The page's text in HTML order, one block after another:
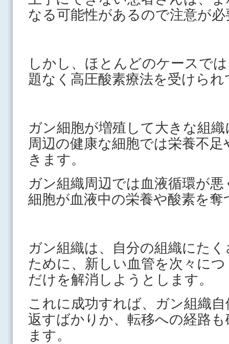
なる可能性があるので注意が
しかし、ほとんどのケースで
題なく高圧酸素療法を受けら
ガン細胞が増殖して大きな組
周辺の健康な細胞では栄養不
きます。
ガン組織周辺では血液循環が
細胞が血液中の栄養や酸素を
ガン組織は、自分の組織にた
ために、新しい血管を次々に
だけを解消しようとします。
これに成功すれば、ガン組織
返すばかりか、転移への経路
ます。